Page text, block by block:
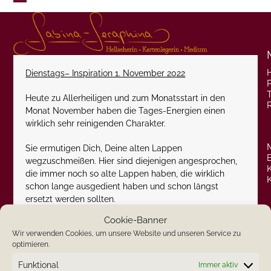
Cookie-Banner
Wir verwenden Cookies, um unsere Website und unseren Service zu
optimieren.
Funktional Immer aktiv
Skip
Open
mobile
menu
Close
mobile
menu
Dienstags– Inspiration 1. November 2022
Heute zu Allerheiligen und zum Monatsstart in den
Monat November haben die Tages-Energien einen
wirklich sehr reinigenden Charakter.
Sie ermutigen Dich, Deine alten Lappen
wegzuschmeißen. Hier sind diejenigen angesprochen,
die immer noch so alte Lappen haben, die wirklich
schon lange ausgedient haben und schon längst
ersetzt werden sollten.
Der Monat November wird unter anderem geprägt sein
von Reinigungen auf allen Ebenen.
Da können neue Lappen schon mehr Motivation